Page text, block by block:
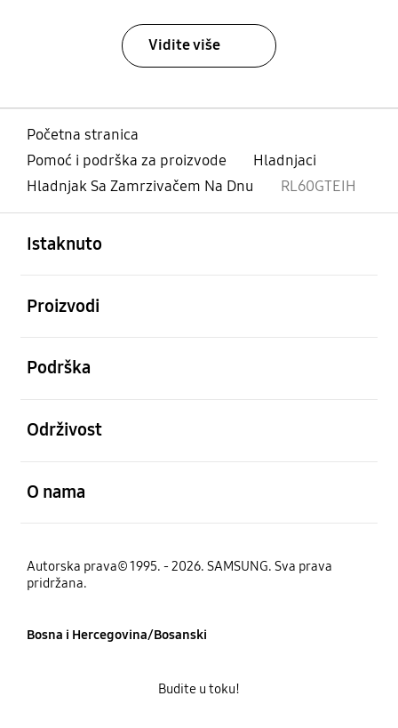
Vidite više
Početna stranica
Pomoć i podrška za proizvode
Hladnjaci
Hladnjak Sa Zamrzivačem Na Dnu
RL60GTEIH
Istaknuto
Proizvodi
Podrška
Održivost
O nama
Autorska prava© 1995. - 2026. SAMSUNG. Sva prava
pridržana.
Bosna i Hercegovina/Bosanski
Budite u toku!